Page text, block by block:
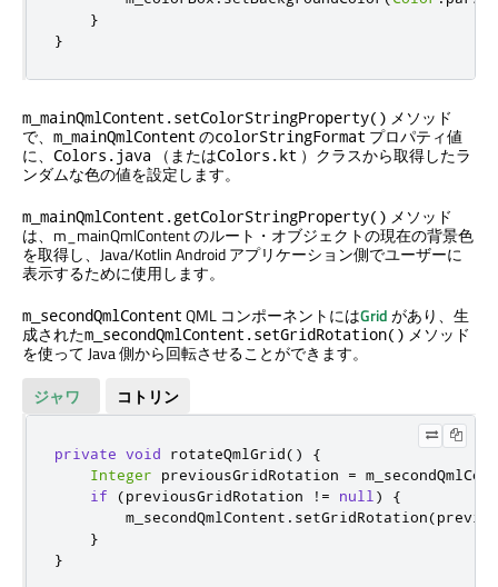
}
}
m_mainQmlContent.setColorStringProperty() メソッド
で、 m_mainQmlContent のcolorStringFormat プロパティ値
に、 Colors.java （またはColors.kt ）クラスから取得したラ
ンダムな色の値を設定します。
m_mainQmlContent.getColorStringProperty() メソッド
は、m_mainQmlContent のルート・オブジェクトの現在の背景色
を取得し、Java/Kotlin Android アプリケーション側でユーザーに
表示するために使用します。
m_secondQmlContent QML コンポーネントにはGridがあり、生
成されたm_secondQmlContent.setGridRotation() メソッド
を使って Java 側から回転させることができます。
ジャワ
コトリン
private void rotateQmlGrid()
{
Integer previousGridRotation =
if
(previousGridRotation != null )
{
        m_secondQmlContent
. setGridRotation(
}
}